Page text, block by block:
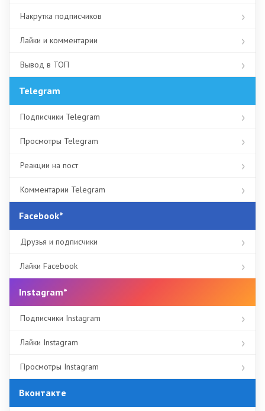
Накрутка подписчиков
Лайки и комментарии
Вывод в ТОП
Telegram
Подписчики Telegram
Просмотры Telegram
Реакции на пост
Комментарии Telegram
Facebook*
Друзья и подписчики
Лайки Facebook
Instagram*
Подписчики Instagram
Лайки Instagram
Просмотры Instagram
Вконтакте